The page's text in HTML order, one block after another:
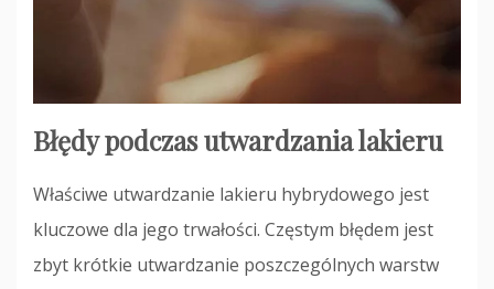
Błędy podczas utwardzania lakieru
Właściwe utwardzanie lakieru hybrydowego jest
kluczowe dla jego trwałości. Częstym błędem jest
zbyt krótkie utwardzanie poszczególnych warstw